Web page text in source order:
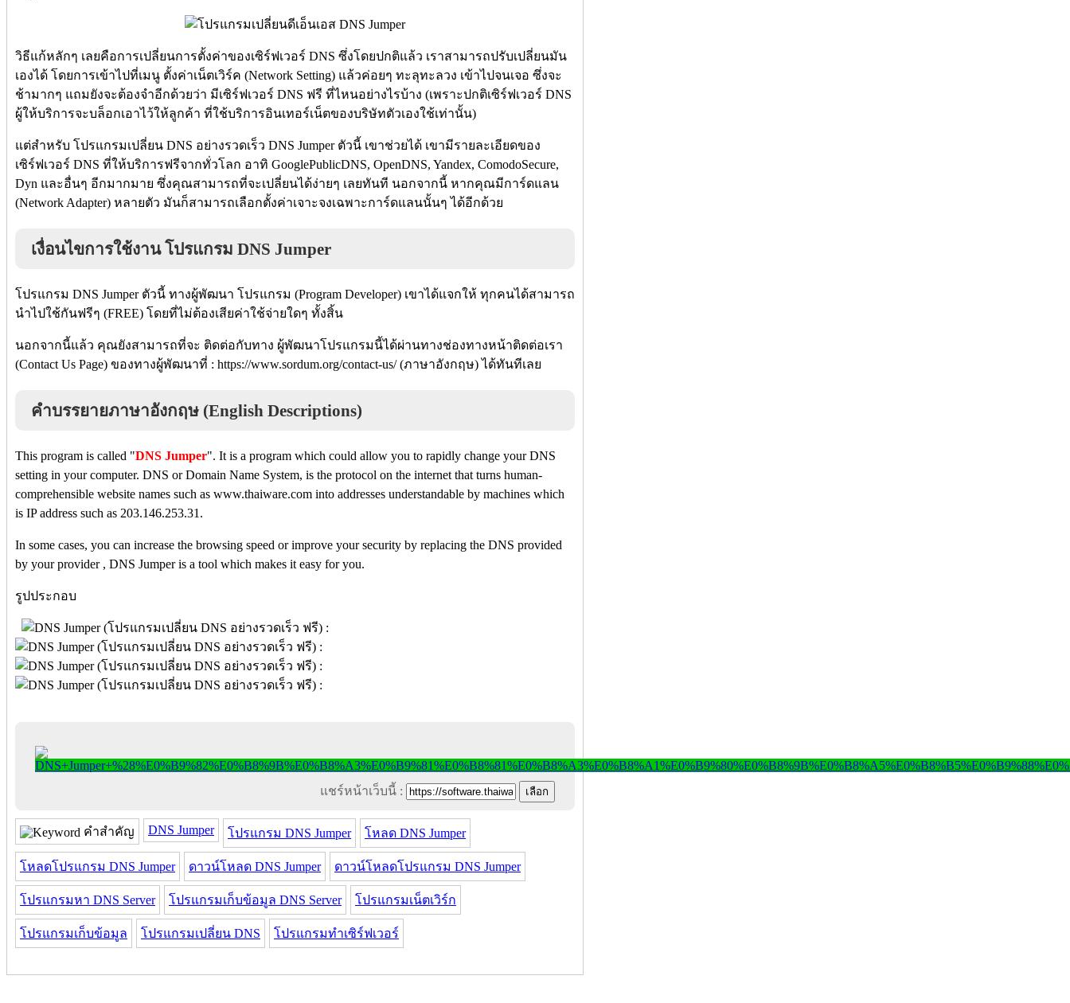
วิธีแก้หลักๆ เลยคือการเปลี่ยนการตั้งค่าของเซิร์ฟเวอร์ DNS ซึ่งโดยปกติแล้ว เราสามารถปรับเปลี่ยนมัน
เองได้ โดยการเข้าไปที่เมนู ตั้งค่าเน็ตเวิร์ค (Network Setting) แล้วค่อยๆ ทะลุทะลวง เข้าไปจนเจอ ซึ่งจะ
ช้ามากๆ แถมยังจะต้องจำอีกด้วยว่า มีเซิร์ฟเวอร์ DNS ฟรี ที่ไหนอย่างไรบ้าง (เพราะปกติเซิร์ฟเวอร์ DNS
ผู้ให้บริการจะบล็อกเอาไว้ให้ลูกค้า ที่ใช้บริการอินเทอร์เน็ตของบริษัทตัวเองใช้เท่านั้น)
แต่สำหรับ โปรแกรมเปลี่ยน DNS อย่างรวดเร็ว DNS Jumper ตัวนี้ เขาช่วยได้ เขามีรายละเอียดของ
เซิร์ฟเวอร์ DNS ที่ให้บริการฟรีจากทั่วโลก อาทิ GooglePublicDNS, OpenDNS, Yandex, ComodoSecure,
Dyn และอื่นๆ อีกมากมาย ซึ่งคุณสามารถที่จะเปลี่ยนได้ง่ายๆ เลยทันที นอกจากนี้ หากคุณมีการ์ดแลน
(Network Adapter) หลายตัว มันก็สามารถเลือกตั้งค่าเจาะจงเฉพาะการ์ดแลนนั้นๆ ได้อีกด้วย
เงื่อนไขการใช้งาน โปรแกรม DNS Jumper
โปรแกรม DNS Jumper ตัวนี้ ทางผู้พัฒนา โปรแกรม (Program Developer) เขาได้แจกให้ ทุกคนได้สามารถ
นำไปใช้กันฟรีๆ (FREE) โดยที่ไม่ต้องเสียค่าใช้จ่ายใดๆ ทั้งสิ้น
นอกจากนี้แล้ว คุณยังสามารถที่จะ ติดต่อกับทาง ผู้พัฒนาโปรแกรมนี้ได้ผ่านทางช่องทางหน้าติดต่อเรา
(Contact Us Page) ของทางผู้พัฒนาที่ : https://www.sordum.org/contact-us/ (ภาษาอังกฤษ) ได้ทันทีเลย
คำบรรยายภาษาอังกฤษ (English Descriptions)
This program is called "DNS Jumper". It is a program which could allow you to rapidly change your DNS
setting in your computer. DNS or Domain Name System, is the protocol on the internet that turns human-
comprehensible website names such as www.thaiware.com into addresses understandable by machines which
is IP address such as 203.146.253.31.
In some cases, you can increase the browsing speed or improve your security by replacing the DNS provided
by your provider , DNS Jumper is a tool which makes it easy for you.
รูปประกอบ
แชร์หน้าเว็บนี้ :
คำสำคัญ DNS Jumper โปรแกรม DNS Jumper โหลด DNS Jumper
โหลดโปรแกรม DNS Jumper ดาวน์โหลด DNS Jumper ดาวน์โหลดโปรแกรม DNS Jumper
โปรแกรมหา DNS Server โปรแกรมเก็บข้อมูล DNS Server โปรแกรมเน็ตเวิร์ก
โปรแกรมเก็บข้อมูล โปรแกรมเปลี่ยน DNS โปรแกรมทำเซิร์ฟเวอร์